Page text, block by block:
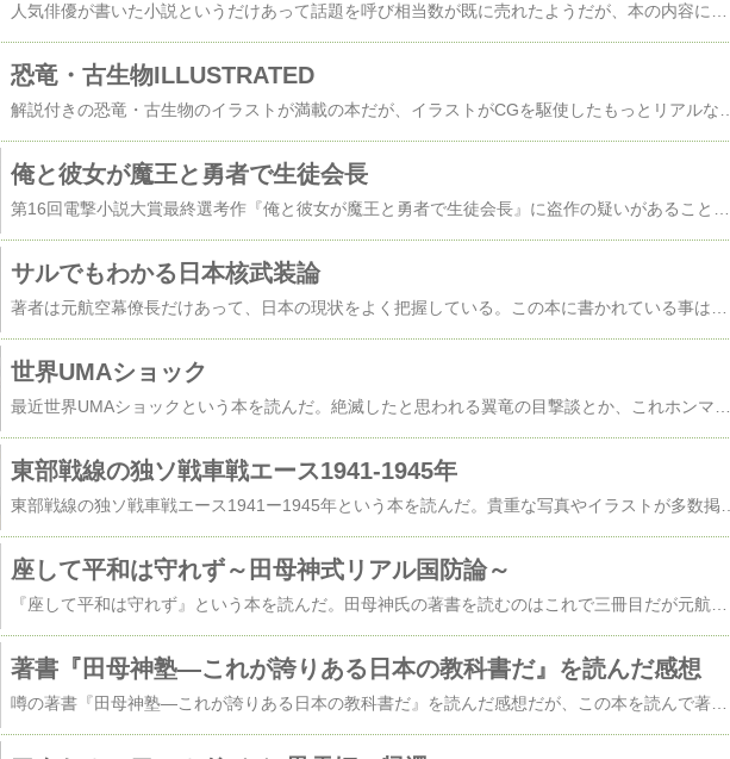
恐竜・古生物ILLUSTRATED
俺と彼女が魔王と勇者で生徒会長
サルでもわかる日本核武装論
世界UMAショック
東部戦線の独ソ戦車戦エース1941-1945年
座して平和は守れず～田母神式リアル国防論～
著書『田母神塾―これが誇りある日本の教科書だ』を読んだ感想